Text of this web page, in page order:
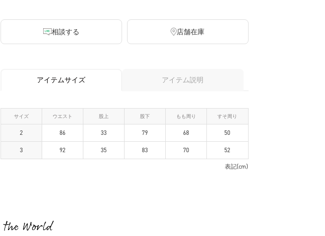
相談する 店舗在庫
アイテムサイズ アイテム説明
サイズ ウエスト 股上 股下 もも周り すそ周り
2 86 33 79 68 50
3 92 35 83 70 52
表記(cm)